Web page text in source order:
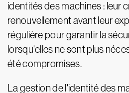
identités des machines : leur
renouvellement avant leur
régulière pour garantir la
lorsqu'elles ne sont plus
été compromises.
La gestion de l'identité des